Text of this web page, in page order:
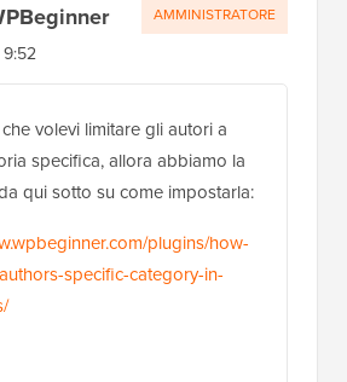
volevi limitare gli autori a
specifica, allora abbiamo la
qui sotto su come impostarla:
plugins/how-
specific-category-in-
AMMINISTRATORE